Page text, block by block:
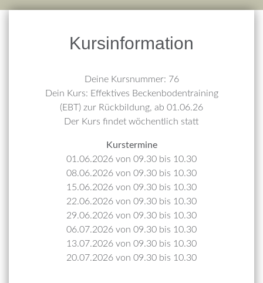
Kursinformation
Deine Kursnummer: 76
Dein Kurs: Effektives Beckenbodentraining
(EBT) zur Rückbildung, ab 01.06.26
Der Kurs findet wöchentlich statt
Kurstermine
01.06.2026 von 09.30 bis 10.30
08.06.2026 von 09.30 bis 10.30
15.06.2026 von 09.30 bis 10.30
22.06.2026 von 09.30 bis 10.30
29.06.2026 von 09.30 bis 10.30
06.07.2026 von 09.30 bis 10.30
13.07.2026 von 09.30 bis 10.30
20.07.2026 von 09.30 bis 10.30